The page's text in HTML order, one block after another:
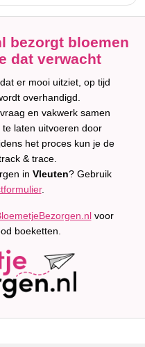
bezorgt bloemen
dat verwacht
er mooi uitziet, op tijd
overhandigd.
en vakwerk samen
laten uitvoeren door
het proces kun je de
& trace.
in Vleuten? Gebruik
.
voor
boeketten.